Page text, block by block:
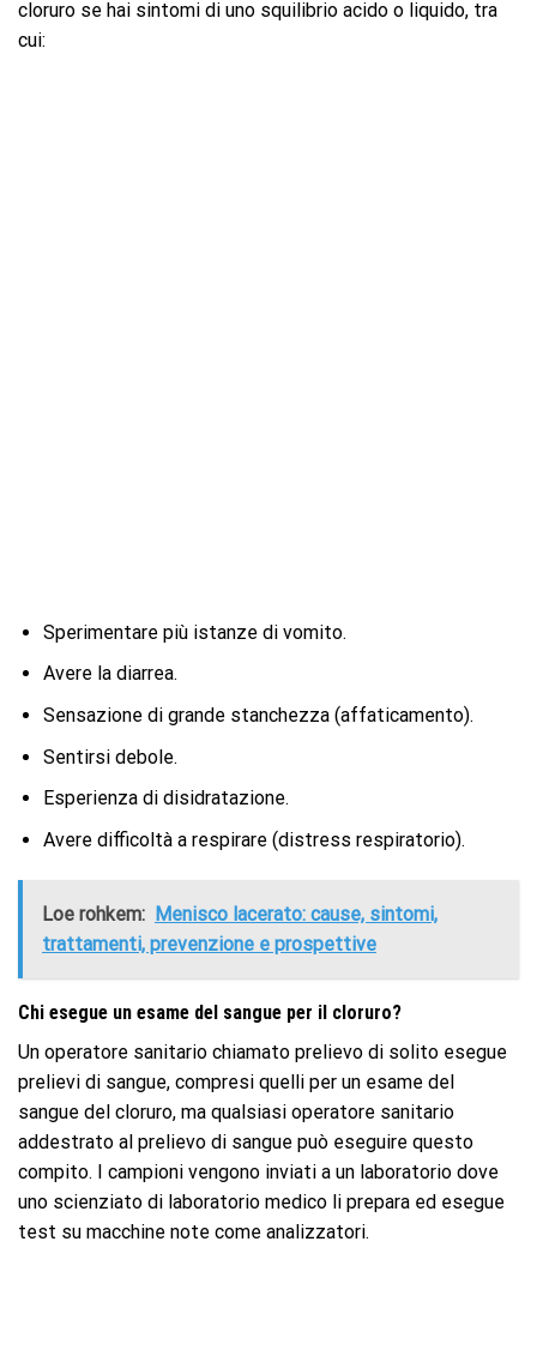
cloruro se hai sintomi di uno squilibrio acido o liquido, tra
cui:
Sperimentare più istanze di vomito.
Avere la diarrea.
Sensazione di grande stanchezza (affaticamento).
Sentirsi debole.
Esperienza di disidratazione.
Avere difficoltà a respirare (distress respiratorio).
Loe rohkem: Menisco lacerato: cause, sintomi,
trattamenti, prevenzione e prospettive
Chi esegue un esame del sangue per il cloruro?
Un operatore sanitario chiamato prelievo di solito esegue
prelievi di sangue, compresi quelli per un esame del
sangue del cloruro, ma qualsiasi operatore sanitario
addestrato al prelievo di sangue può eseguire questo
compito. I campioni vengono inviati a un laboratorio dove
uno scienziato di laboratorio medico li prepara ed esegue
test su macchine note come analizzatori.